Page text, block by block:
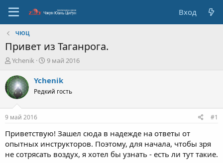
Вход
ЧЮЦ
Привет из Таганрога.
А
т
о
р
м
ы
Ychenik
Д
т
с
а
и
я
9 май 2016
Ychenik
Редкий гость
9 май 2016 #1
Приветствую! Зашел сюда в надежде на ответы от
опытных инструкторов. Поэтому, для начала, чтобы зря
не сотрясать воздух, я хотел бы узнать - есть ли тут такие.